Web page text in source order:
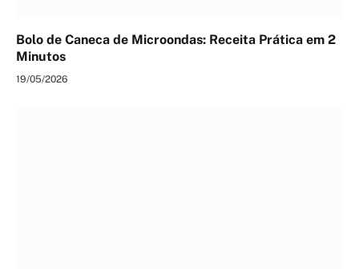
Bolo de Caneca de Microondas: Receita Prática em 2
Minutos
19/05/2026